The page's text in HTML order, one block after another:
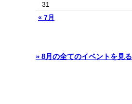
« 7月
31
» 8月の全てのイベントを見る